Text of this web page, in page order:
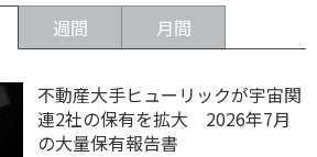
週間 月間
不動産大手ヒューリックが宇宙関
連2社の保有を拡大 2026年7月
の大量保有報告書